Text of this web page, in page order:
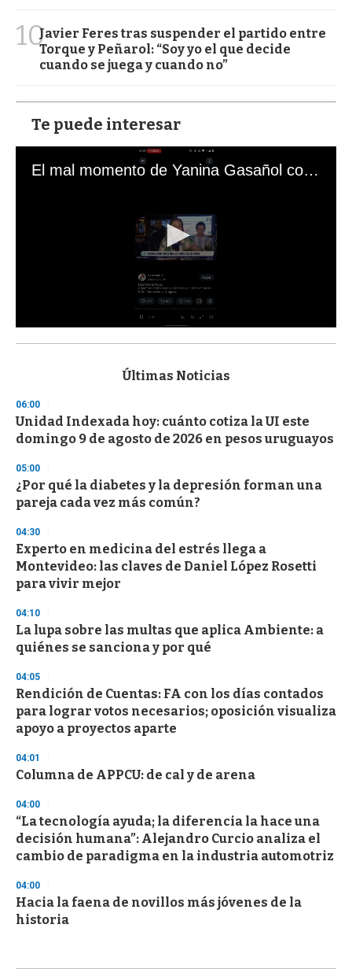
10Javier Feres tras suspender el partido entre
Torque y Peñarol: “Soy yo el que decide
cuando se juega y cuando no”
Te puede interesar
El mal momento de Yanina Gasañol con un hincha argentino en "Subrayado"
s
d
s
o
f
3
s
e
c
n
d
s
Últimas Noticias
06:00
Unidad Indexada hoy: cuánto cotiza la UI este
domingo 9 de agosto de 2026 en pesos uruguayos
05:00
¿Por qué la diabetes y la depresión forman una
pareja cada vez más común?
04:30
Experto en medicina del estrés llega a
Montevideo: las claves de Daniel López Rosetti
para vivir mejor
04:10
La lupa sobre las multas que aplica Ambiente: a
quiénes se sanciona y por qué
04:05
Rendición de Cuentas: FA con los días contados
para lograr votos necesarios; oposición visualiza
apoyo a proyectos aparte
04:01
Columna de APPCU: de cal y de arena
04:00
“La tecnología ayuda; la diferencia la hace una
decisión humana”: Alejandro Curcio analiza el
cambio de paradigma en la industria automotriz
04:00
Hacia la faena de novillos más jóvenes de la
historia